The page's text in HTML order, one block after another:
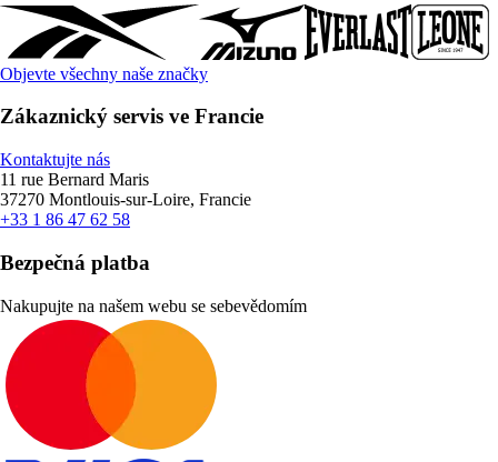
Objevte všechny naše značky
Zákaznický servis ve Francie
Kontaktujte nás
11 rue Bernard Maris
37270 Montlouis-sur-Loire, Francie
+33 1 86 47 62 58
Bezpečná platba
Nakupujte na našem webu se sebevědomím